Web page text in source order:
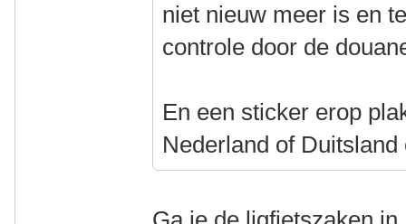
niet nieuw meer is en
controle door de
En een sticker erop
Nederland of